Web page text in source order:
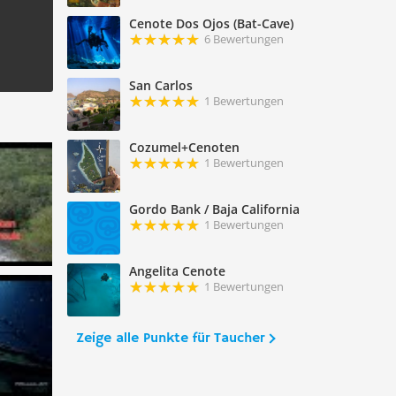
Cenote Dos Ojos (Bat-Cave)
6 Bewertungen
San Carlos
1 Bewertungen
Cozumel+Cenoten
1 Bewertungen
Gordo Bank / Baja California
1 Bewertungen
Angelita Cenote
1 Bewertungen
Zeige alle Punkte für Taucher